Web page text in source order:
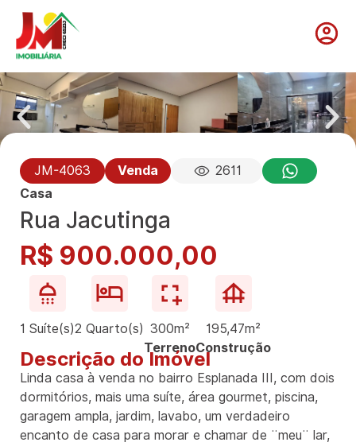
JM-4063 Venda
2611
Casa
Rua Jacutinga
R$ 900.000,00
1 Suíte(s)2 Quarto(s) 300m²
Terreno
195,47m²
Construção
Descrição do Imóvel
Linda casa à venda no bairro Esplanada III, com dois
dormitórios, mais uma suíte, área gourmet, piscina,
garagem ampla, jardim, lavabo, um verdadeiro
encanto de casa para morar e chamar de ¨meu¨ lar,